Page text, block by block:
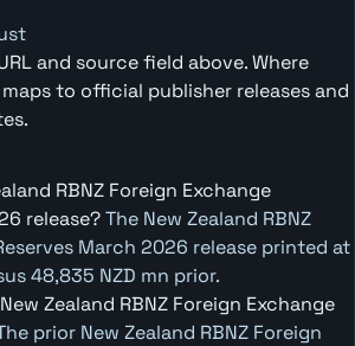
and source field above. Where
to official publisher releases and
RBNZ Foreign Exchange
release?The New Zealand RBNZ
March 2026 release printed at
48,835 NZD mn prior.
Zealand RBNZ Foreign Exchange
prior New Zealand RBNZ Foreign